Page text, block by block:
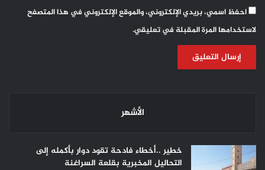
احفظ اسمي، بريدي الإلكتروني، والموقع الإلكتروني في هذا المتصفح
لاستخدامها المرة المقبلة في تعليقي.
الأشهر
خطير ..أخطاء فادحة تقود دوار بأكمله إلى
التحاليل المخبرية بقلعة السراغنة